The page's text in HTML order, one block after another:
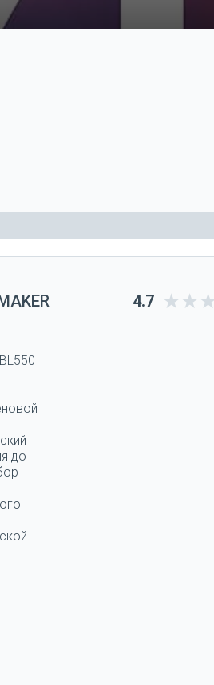
4.7
до